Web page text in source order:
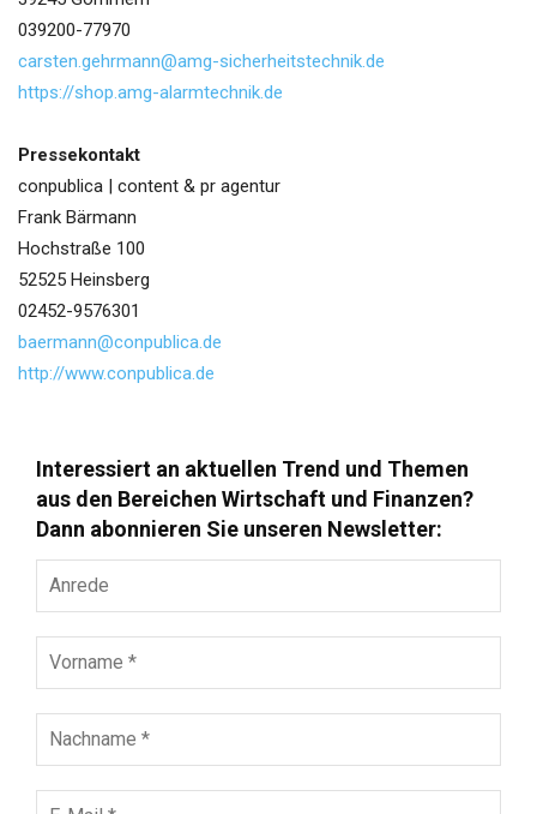
039200-77970
carsten.gehrmann@amg-sicherheitstechnik.de
https://shop.amg-alarmtechnik.de
Pressekontakt
conpublica | content & pr agentur
Frank Bärmann
Hochstraße 100
52525 Heinsberg
02452-9576301
baermann@conpublica.de
http://www.conpublica.de
Interessiert an aktuellen Trend und Themen
aus den Bereichen Wirtschaft und Finanzen?
Dann abonnieren Sie unseren Newsletter: